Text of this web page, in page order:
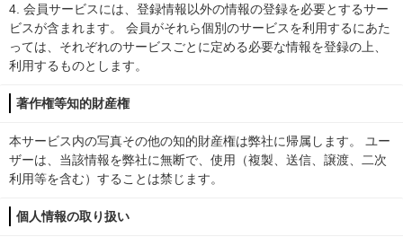
4. 会員サービスには、登録情報以外の情報の登録を必要とするサー
ビスが含まれます。 会員がそれら個別のサービスを利用するにあた
っては、それぞれのサービスごとに定める必要な情報を登録の上、
利用するものとします。
著作権等知的財産権
本サービス内の写真その他の知的財産権は弊社に帰属します。 ユー
ザーは、当該情報を弊社に無断で、使用（複製、送信、譲渡、二次
利用等を含む）することは禁じます。
個人情報の取り扱い